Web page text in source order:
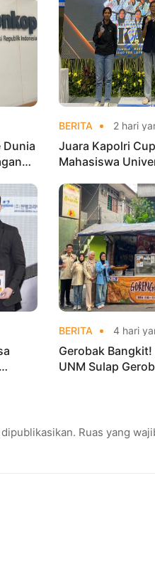
Dunia
BERITA 2 hari
Juara Kapolri
Mahasiswa
di Kejurnas
BERITA 4 hari
Gerobak
UNM Sulap
Ruas yang